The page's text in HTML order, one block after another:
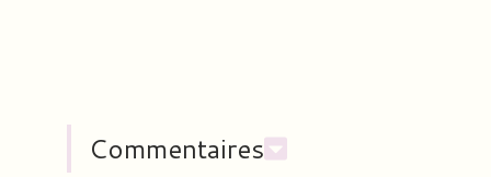
Commentaires